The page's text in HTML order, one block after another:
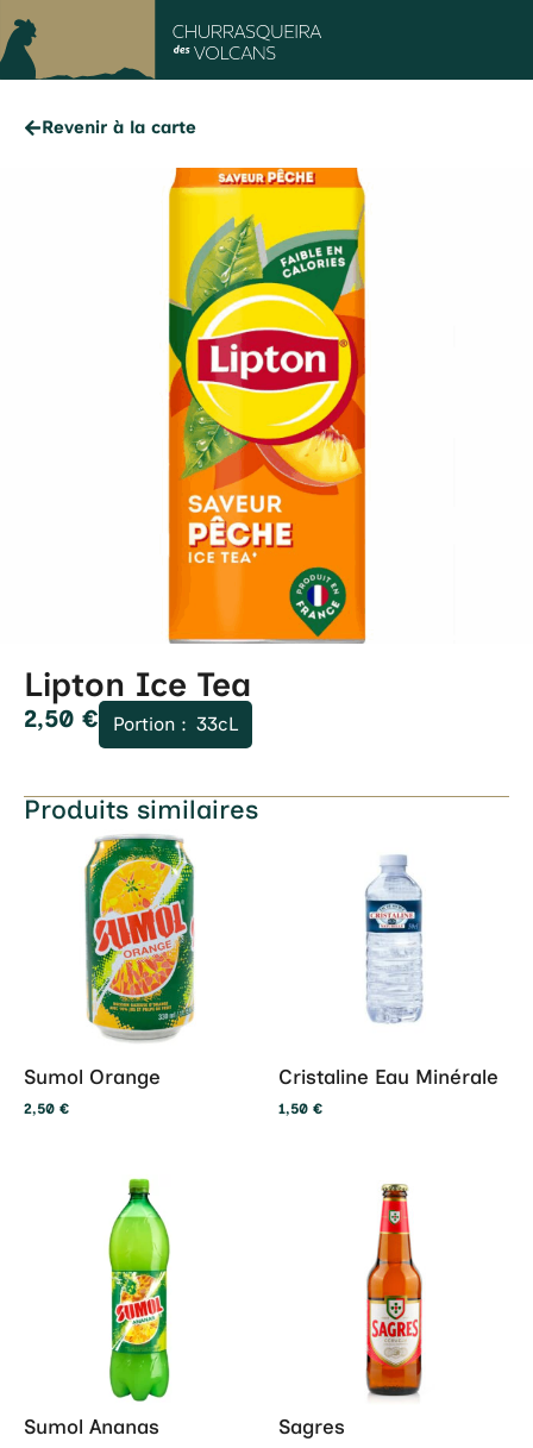
Revenir à la carte
Lipton Ice Tea
2,50 € Portion : 33cL
Produits similaires
Sumol Orange
2,50 €
Cristaline Eau Minérale
1,50 €
Sumol Ananas Sagres